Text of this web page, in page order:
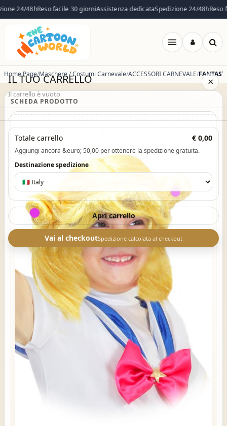
24/48hReso facile 30 giorniAssistenza dedicataSpedizione 24/48hReso
Apri
IL TUO CARRELLO
Il carrello è vuoto
×
Il carrello è vuoto. Esplora il catalogo e aggiungi i prodotti che
Vai al catalogo
Totale carrello € 0,00
Aggiungi ancora &euro; 50,00 per ottenere la spedizione gratuita.
Destinazione spedizione
Apri carrello
Vai al checkoutSpedizione calcolata al checkout
Home Page Maschere / Costumi Carnevale ACCESSORI CARNEVALE
SCHEDA PRODOTTO